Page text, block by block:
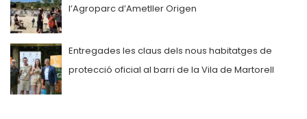
l’Agroparc d’Ametller Origen
Entregades les claus dels nous habitatges de
protecció oficial al barri de la Vila de Martorell